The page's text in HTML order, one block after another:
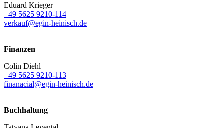
Eduard Krieger
+49 5625 9210-114
verkauf@egin-heinisch.de
Finanzen
Colin Diehl
+49 5625 9210-113
finanacial@egin-heinisch.de
Buchhaltung